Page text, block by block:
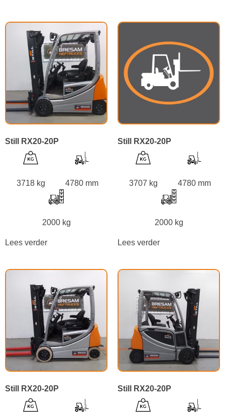
Still RX20-20P
3718 kg 4780 mm
2000 kg
Lees verder
Still RX20-20P
3707 kg 4780 mm
2000 kg
Lees verder
Still RX20-20P Still RX20-20P